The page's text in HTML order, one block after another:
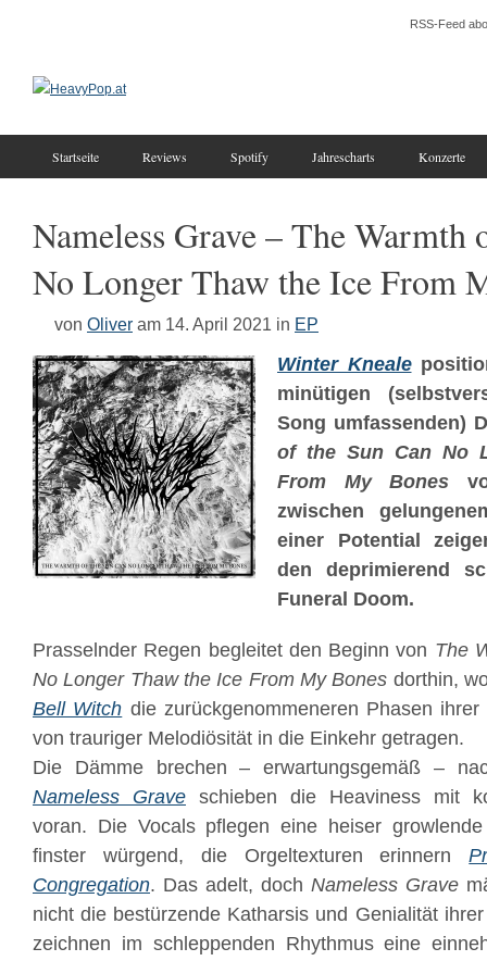
RSS-Feed
Startseite Reviews Spotify Jahrescharts Konzerte
Nameless Grave – The Warmth
No Longer Thaw the Ice From
von Oliver am 14. April 2021 in EP
Winter Kneale
minütigen
Song umfassenden)
of the Sun Can No
From My Bones
zwischen
einer Potential
den deprimierend
Funeral Doom.
Prasselnder Regen begleitet den Beginn von The
No Longer Thaw the Ice From My Bones dorthin,
Bell Witch die zurückgenommeneren Phasen
von trauriger Melodiösität in die Einkehr getragen.
Die Dämme brechen – erwartungsgemäß –
Nameless Grave schieben die Heaviness mit
voran. Die Vocals pflegen eine heiser
finster würgend, die Orgeltexturen erinnern
Congregation. Das adelt, doch Nameless Grave
nicht die bestürzende Katharsis und Genialität
zeichnen im schleppenden Rhythmus eine